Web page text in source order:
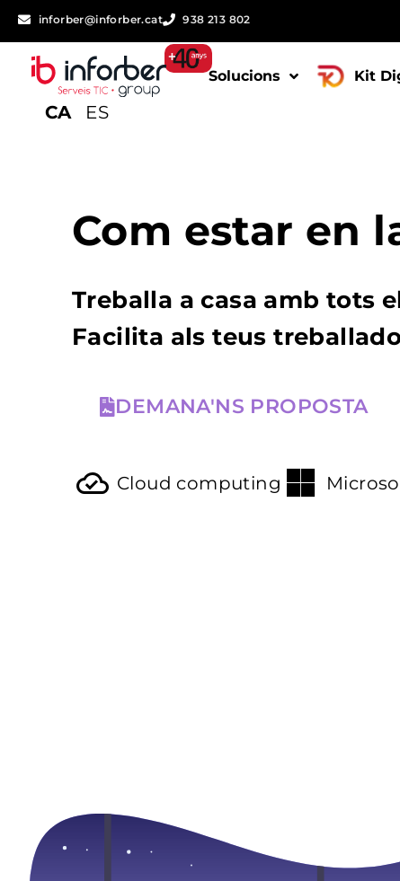
inforber@inforber.cat 938 213 802
Solucions Kit
CA ES
Com estar en
Treballa a casa amb tots
Facilita als teus
DEMANA'NS PROPOSTA
Cloud computing